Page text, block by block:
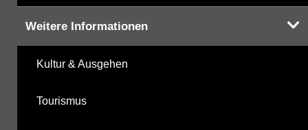
Weitere Informationen
Kultur & Ausgehen
Tourismus